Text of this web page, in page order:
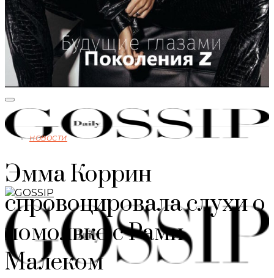
НОВОСТИ
Эмма Коррин
спровоцировала слухи о
помолвке с Рами
Малеком